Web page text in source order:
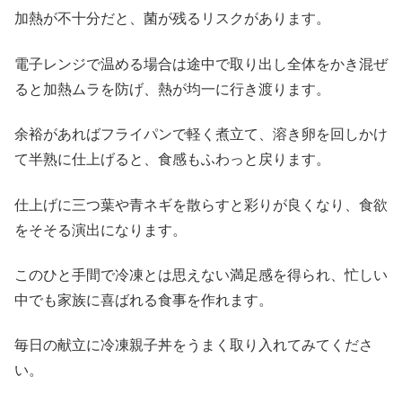
加熱が不十分だと、菌が残るリスクがあります。
電子レンジで温める場合は途中で取り出し全体をかき混ぜ
ると加熱ムラを防げ、熱が均一に行き渡ります。
余裕があればフライパンで軽く煮立て、溶き卵を回しかけ
て半熟に仕上げると、食感もふわっと戻ります。
仕上げに三つ葉や青ネギを散らすと彩りが良くなり、食欲
をそそる演出になります。
このひと手間で冷凍とは思えない満足感を得られ、忙しい
中でも家族に喜ばれる食事を作れます。
毎日の献立に冷凍親子丼をうまく取り入れてみてくださ
い。